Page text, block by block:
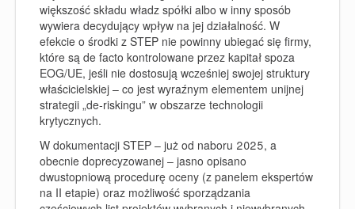
większość składu władz spółki albo w inny sposób
wywiera decydujący wpływ na jej działalność. W
efekcie o środki z STEP nie powinny ubiegać się firmy,
które są de facto kontrolowane przez kapitał spoza
EOG/UE, jeśli nie dostosują wcześniej swojej struktury
właścicielskiej – co jest wyraźnym elementem unijnej
strategii „de‑riskingu” w obszarze technologii
krytycznych.
W dokumentacji STEP – już od naboru 2025, a
obecnie doprecyzowanej – jasno opisano
dwustopniową procedurę oceny (z panelem ekspertów
na II etapie) oraz możliwość sporządzania